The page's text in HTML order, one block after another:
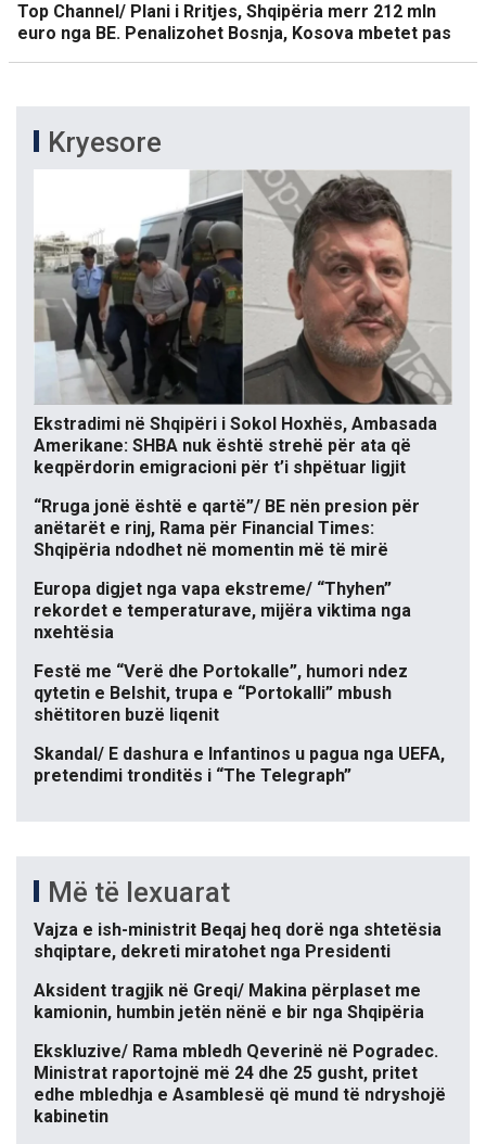
Top Channel/ Plani i Rritjes, Shqipëria merr 212 mln
euro nga BE. Penalizohet Bosnja, Kosova mbetet pas
Kryesore
Ekstradimi në Shqipëri i Sokol Hoxhës, Ambasada
Amerikane: SHBA nuk është strehë për ata që
keqpërdorin emigracioni për t’i shpëtuar ligjit
“Rruga jonë është e qartë”/ BE nën presion për
anëtarët e rinj, Rama për Financial Times:
Shqipëria ndodhet në momentin më të mirë
Europa digjet nga vapa ekstreme/ “Thyhen”
rekordet e temperaturave, mijëra viktima nga
nxehtësia
Festë me “Verë dhe Portokalle”, humori ndez
qytetin e Belshit, trupa e “Portokalli” mbush
shëtitoren buzë liqenit
Skandal/ E dashura e Infantinos u pagua nga UEFA,
pretendimi tronditës i “The Telegraph”
Më të lexuarat
Vajza e ish-ministrit Beqaj heq dorë nga shtetësia
shqiptare, dekreti miratohet nga Presidenti
Aksident tragjik në Greqi/ Makina përplaset me
kamionin, humbin jetën nënë e bir nga Shqipëria
Ekskluzive/ Rama mbledh Qeverinë në Pogradec.
Ministrat raportojnë më 24 dhe 25 gusht, pritet
edhe mbledhja e Asamblesë që mund të ndryshojë
kabinetin